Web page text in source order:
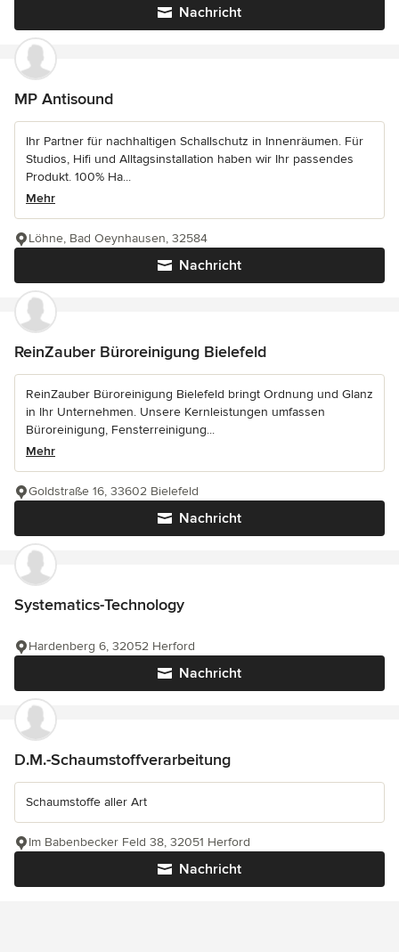
Nachricht
MP Antisound
Ihr Partner für nachhaltigen Schallschutz in Innenräumen. Für
Studios, Hifi und Alltagsinstallation haben wir Ihr passendes
Produkt. 100% Ha...
Mehr
Nachricht
Löhne, Bad Oeynhausen, 32584
ReinZauber Büroreinigung Bielefeld
ReinZauber Büroreinigung Bielefeld bringt Ordnung und Glanz
in Ihr Unternehmen. Unsere Kernleistungen umfassen
Büroreinigung, Fensterreinigung...
Mehr
Nachricht
Goldstraße 16, 33602 Bielefeld
Systematics-Technology
Nachricht
Hardenberg 6, 32052 Herford
D.M.-Schaumstoffverarbeitung
Schaumstoffe aller Art
Nachricht
Im Babenbecker Feld 38, 32051 Herford